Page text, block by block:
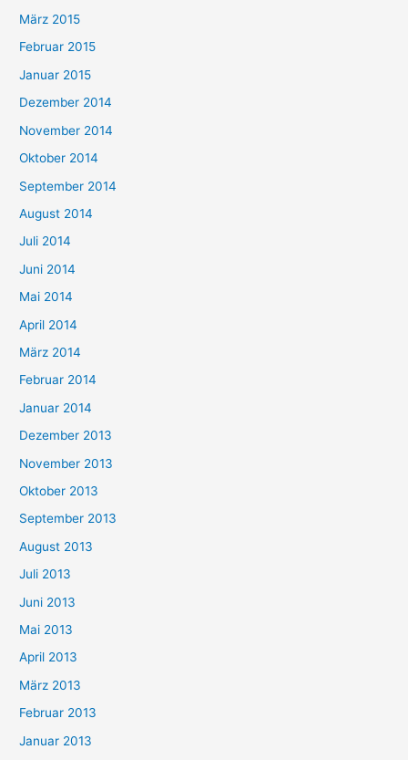
März 2015
Februar 2015
Januar 2015
Dezember 2014
November 2014
Oktober 2014
September 2014
August 2014
Juli 2014
Juni 2014
Mai 2014
April 2014
März 2014
Februar 2014
Januar 2014
Dezember 2013
November 2013
Oktober 2013
September 2013
August 2013
Juli 2013
Juni 2013
Mai 2013
April 2013
März 2013
Februar 2013
Januar 2013